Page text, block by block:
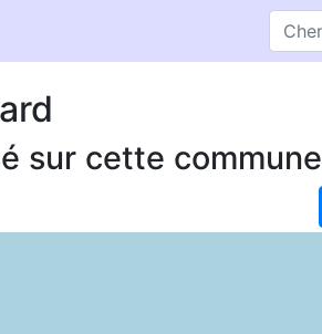
sur cette commune